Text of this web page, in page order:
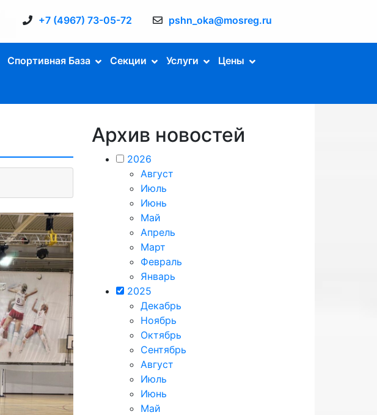
+7 (4967) 73-05-72 pshn_oka@mosreg.ru
Спортивная База Секции Услуги Цены
Архив новостей
2026
Август
Июль
Июнь
Май
Апрель
Март
Февраль
Январь
2025
Декабрь
Ноябрь
Октябрь
Сентябрь
Август
Июль
Июнь
Май